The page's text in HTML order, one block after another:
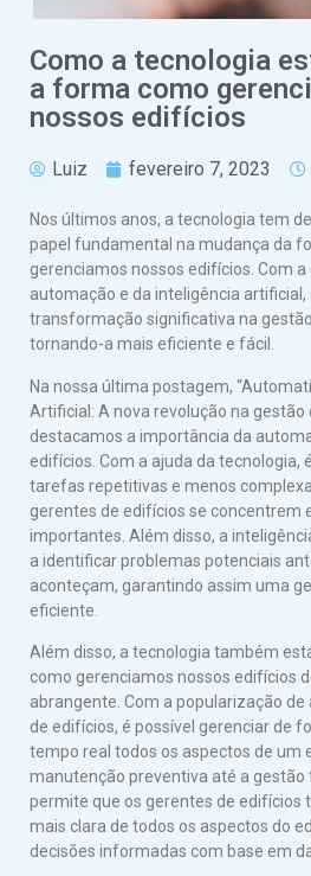
Como a tecnologia
a forma como
nossos edifícios
Luiz fevereiro 7, 2023
Nos últimos anos, a tecnologia tem
papel fundamental na mudança da
gerenciamos nossos edifícios. Com a
automação e da inteligência
transformação significativa na
tornando-a mais eficiente e fácil.
Na nossa última postagem,
Artificial: A nova revolução na gestão
destacamos a importância da
edifícios. Com a ajuda da tecnologia,
tarefas repetitivas e menos
gerentes de edifícios se concentrem
importantes. Além disso, a
a identificar problemas potenciais
aconteçam, garantindo assim uma
eficiente.
Além disso, a tecnologia também
como gerenciamos nossos edifícios
abrangente. Com a popularização
de edifícios, é possível gerenciar de
tempo real todos os aspectos de um
manutenção preventiva até a gestão
permite que os gerentes de edifícios
mais clara de todos os aspectos do
decisões informadas com base em